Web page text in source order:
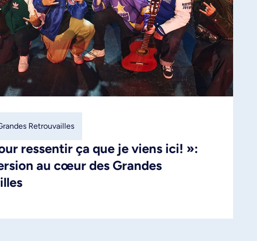
Retrouvailles
ressentir ça que je viens ici! »:
au cœur des Grandes